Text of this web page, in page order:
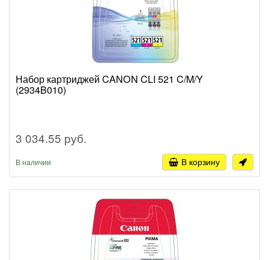
Набор картриджей CANON CLI 521 C/M/Y
(2934B010)
3 034.55 руб.
В наличии В корзину